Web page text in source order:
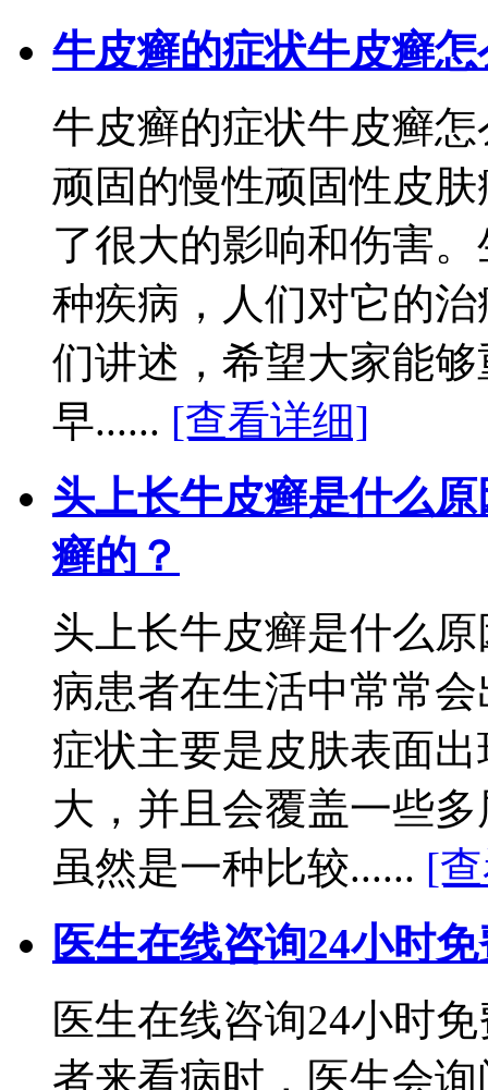
牛皮癣的症状牛皮癣
牛皮癣的症状牛皮癣
顽固的慢性顽固性皮
了很大的影响和伤害
种疾病，人们对它的
们讲述，希望大家能
早...... [查看详细]
头上长牛皮癣是什么
癣的？
头上长牛皮癣是什么
病患者在生活中常常
症状主要是皮肤表面
大，并且会覆盖一些
虽然是一种比较...... [
医生在线咨询24小时
医生在线咨询24小时
者来看病时，医生会